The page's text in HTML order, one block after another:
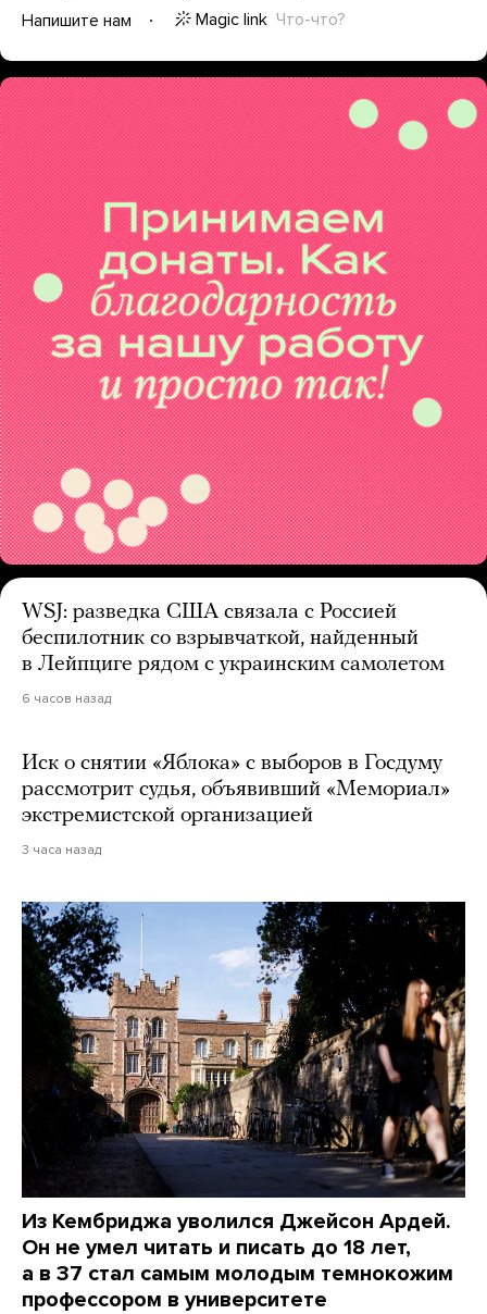
Напишите нам
Magic link Что-что?
WSJ: разведка США связала с Россией
беспилотник со взрывчаткой, найденный
в Лейпциге рядом с украинским самолетом
6 часов назад
Иск о снятии «Яблока» с выборов в Госдуму
рассмотрит судья, объявивший «Мемориал»
экстремистской организацией
3 часа назад
Из Кембриджа уволился Джейсон Ардей.
Он не умел читать и писать до 18 лет,
а в 37 стал самым молодым темнокожим
профессором в университете